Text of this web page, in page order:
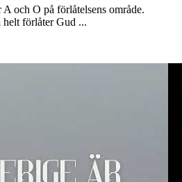
och O på förlåtelsens område.
förlåter Gud ...